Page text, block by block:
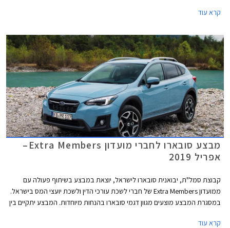
אולמות התצוגה של סובארו ופיאט ברחבי הארץ.
קרא עוד
מבצע סובארו לחברי מועדון Extra Members–
אפריל 2019
קבוצת סמל"ת, יבואנית סובארו לישראל, יוצאת במבצע בשיתוף פעולה עם
ממועדון Extra Members של חברי לשכת עורכי הדין ולשכת יועצי המס בישראל.
במסגרת המבצע מוצעים מגוון דגמי סובארו בהנחות מיוחדות. המבצע יתקיים בין
קרא עוד